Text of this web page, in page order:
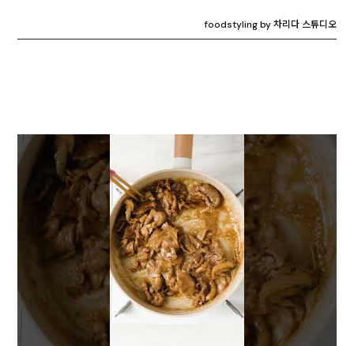
foodstyling by 차리다 스튜디오